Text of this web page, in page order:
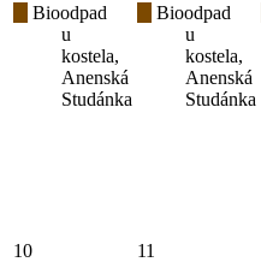
Bioodpad
u
kostela,
Anenská
Studánka
Bioodpad
u
kostela,
Anenská
Studánka
10 11